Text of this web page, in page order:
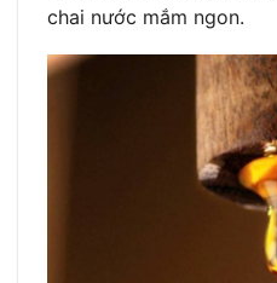
chai nước mắm ngon.